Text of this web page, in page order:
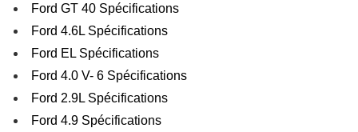
Ford GT 40 Spécifications
Ford 4.6L Spécifications
Ford EL Spécifications
Ford 4.0 V- 6 Spécifications
Ford 2.9L Spécifications
Ford 4.9 Spécifications